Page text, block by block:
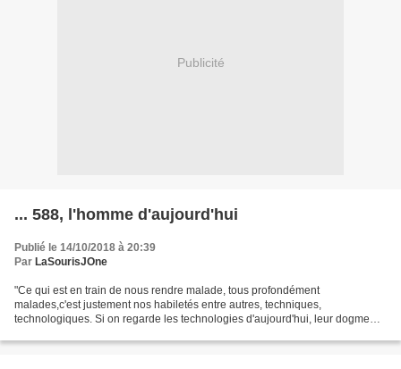
Publicité
... 588, l'homme d'aujourd'hui
Publié le 14/10/2018 à 20:39
Par LaSourisJOne
"Ce qui est en train de nous rendre malade, tous profondément
malades,c'est justement nos habiletés entre autres, techniques,
technologiques. Si on regarde les technologies d'aujourd'hui, leur dogme